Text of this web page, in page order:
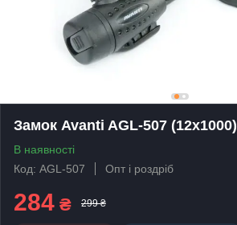
Замок Avanti AGL-507 (12x1000)
В наявності
Код: AGL-507
Опт і роздріб
284 ₴ 299 ₴